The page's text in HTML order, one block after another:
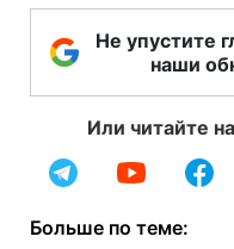
Не упустите
наши
Или читайте
Больше по теме: